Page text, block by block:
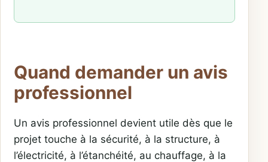
Quand demander un avis
professionnel
Un avis professionnel devient utile dès que le
projet touche à la sécurité, à la structure, à
l’électricité, à l’étanchéité, au chauffage, à la